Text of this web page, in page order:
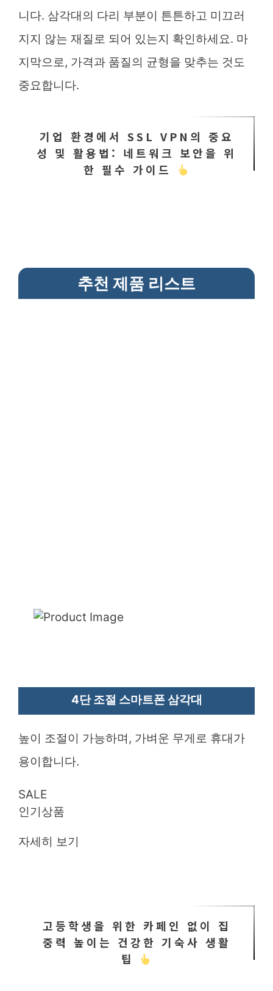
니다. 삼각대의 다리 부분이 튼튼하고 미끄러
지지 않는 재질로 되어 있는지 확인하세요. 마
지막으로, 가격과 품질의 균형을 맞추는 것도
중요합니다.
기업 환경에서 SSL VPN의 중요
성 및 활용법: 네트워크 보안을 위
한 필수 가이드
추천 제품 리스트
4단 조절 스마트폰 삼각대
높이 조절이 가능하며, 가벼운 무게로 휴대가
용이합니다.
SALE
인기상품
자세히 보기
고등학생을 위한 카페인 없이 집
중력 높이는 건강한 기숙사 생활
팁